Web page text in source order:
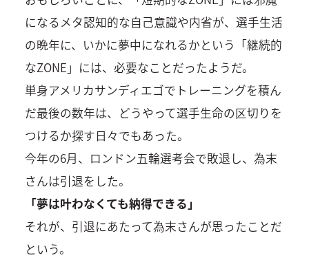
になるメタ認知的な自己意識や内省が、選手生活
の晩年に、いかに夢中になれるかという「継続的
なZONE」には、必要なことだったようだ。
単身アメリカサンディエゴでトレーニングを積ん
だ最後の数年は、どうやって選手生命の区切りを
つけるか探す日々でもあった。
今年の6月、ロンドン五輪選考会で敗退し、為末
さんは引退をした。
「夢は叶わなくても納得できる」
それが、引退にあたって為末さんが思ったことだ
という。